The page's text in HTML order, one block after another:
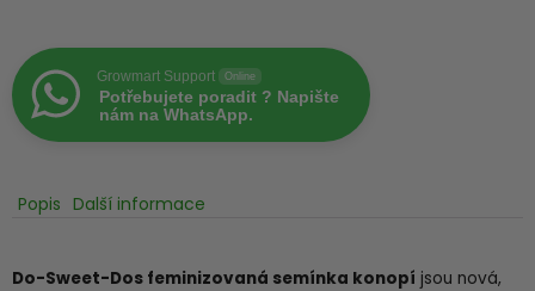
Growmart Support Online
Potřebujete poradit ? Napište
nám na WhatsApp.
Popis Další informace
Do-Sweet-Dos feminizovaná semínka konopí jsou nová,